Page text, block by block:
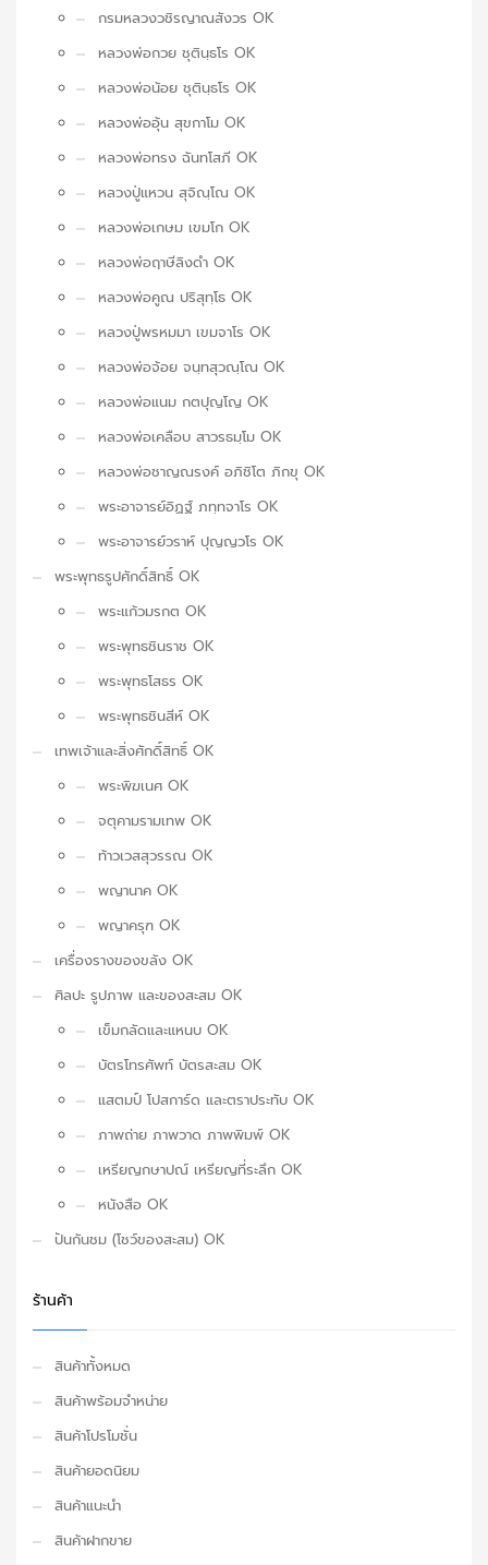
กรมหลวงวชิรญาณสังวร OK
หลวงพ่อกวย ชุตินฺธโร OK
หลวงพ่อน้อย ชุตินฺธโร OK
หลวงพ่ออุ้น สุขกาโม OK
หลวงพ่อทรง ฉันทโสภี OK
หลวงปู่แหวน สุจิณฺโณ OK
หลวงพ่อเกษม เขมโก OK
หลวงพ่อฤาษีลิงดำ OK
หลวงพ่อคูณ ปริสุทฺโธ OK
หลวงปู่พรหมมา เขมจาโร OK
หลวงพ่อจ้อย จนฺทสุวณฺโณ OK
หลวงพ่อแนม กตปุญโญ OK
หลวงพ่อเคลือบ สาวรธมฺโม OK
หลวงพ่อชาญณรงค์ อภิชิโต ภิกขุ OK
พระอาจารย์อิฏฐ์ ภทฺทจาโร OK
พระอาจารย์วราห์ ปุญญวโร OK
พระพุทธรูปศักดิ์สิทธิ์ OK
พระแก้วมรกต OK
พระพุทธชินราช OK
พระพุทธโสธร OK
พระพุทธชินสีห์ OK
เทพเจ้าและสิ่งศักดิ์สิทธิ์ OK
พระพิฆเนศ OK
จตุคามรามเทพ OK
ท้าวเวสสุวรรณ OK
พญานาค OK
พญาครุฑ OK
เครื่องรางของขลัง OK
ศิลปะ รูปภาพ และของสะสม OK
เข็มกลัดและแหนบ OK
บัตรโทรศัพท์ บัตรสะสม OK
แสตมป์ โปสการ์ด และตราประทับ OK
ภาพถ่าย ภาพวาด ภาพพิมพ์ OK
เหรียญกษาปณ์ เหรียญที่ระลึก OK
หนังสือ OK
ปันกันชม (โชว์ของสะสม) OK
ร้านค้า
สินค้าทั้งหมด
สินค้าพร้อมจำหน่าย
สินค้าโปรโมชั่น
สินค้ายอดนิยม
สินค้าแนะนำ
สินค้าฝากขาย